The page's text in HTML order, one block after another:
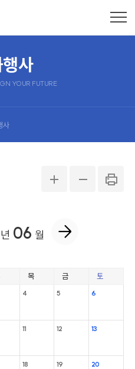
사
YOUR FUTURE
사
년 06 월
목 금 토
4 5 6
11 12 13
18 19 20